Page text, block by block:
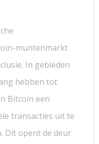
muntenmarkt
In gebieden
hebben tot
Bitcoin een
transacties uit te
Dit opent de deur